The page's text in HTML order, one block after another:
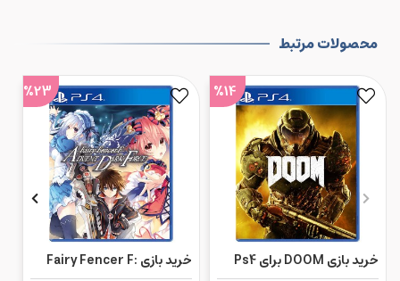
محصولات مرتبط
%14
خرید بازی DOOM برای Ps4
%23
خرید بازی Fairy Fencer F: